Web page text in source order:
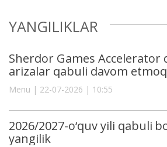
YANGILIKLAR
Sherdor Games Accelerator
arizalar qabuli davom
Menu | 22-07-2026 | 10:55
2026/2027-o‘quv yili qabuli
yangilik